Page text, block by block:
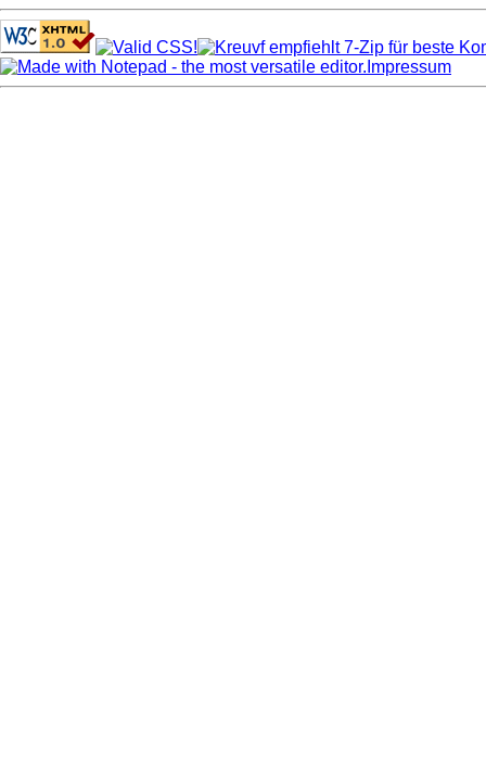
Impressum